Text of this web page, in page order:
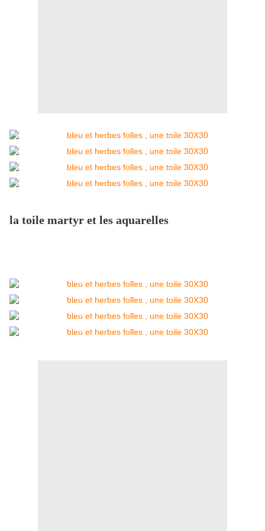
la toile martyr et les aquarelles